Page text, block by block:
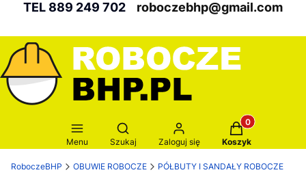
TEL 889 249 702 roboczebhp@gmail.com
Menu
Otwórz wyszukiwarkę
Szukaj Zaloguj się
Produkty w
Koszyk
RoboczeBHP OBUWIE ROBOCZE PÓŁBUTY I SANDAŁY ROBOCZE